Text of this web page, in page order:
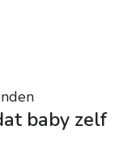
baby zelf